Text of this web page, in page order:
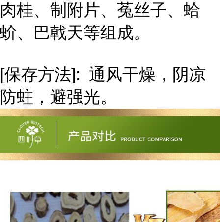
肉桂、制附片、菟丝子、蛤
蚧、巴戟天等组成。
[保存方法]: 通风干燥，阴凉
防蛀，避强光。